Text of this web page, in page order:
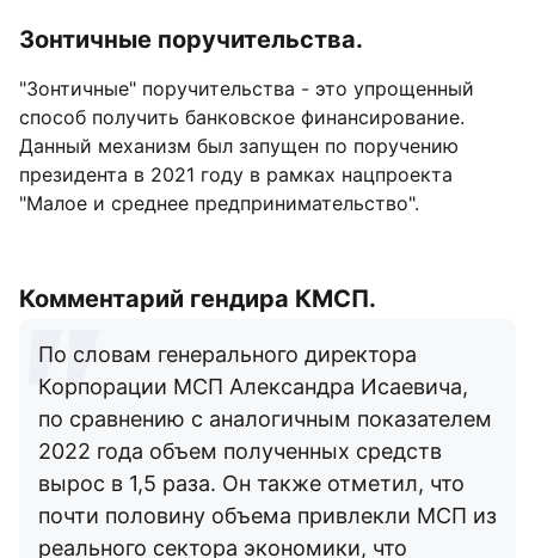
Зонтичные поручительства.
"Зонтичные" поручительства - это упрощенный
способ получить банковское финансирование.
Данный механизм был запущен по поручению
президента в 2021 году в рамках нацпроекта
"Малое и среднее предпринимательство".
Комментарий гендира КМСП.
По словам генерального директора
Корпорации МСП Александра Исаевича,
по сравнению с аналогичным показателем
2022 года объем полученных средств
вырос в 1,5 раза. Он также отметил, что
почти половину объема привлекли МСП из
реального сектора экономики, что